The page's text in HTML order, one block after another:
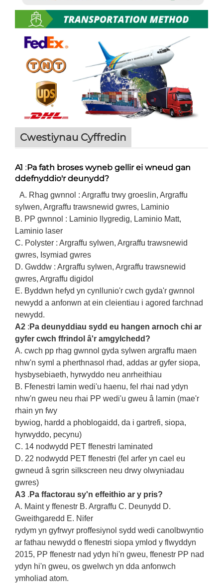
Cwestiynau Cyffredin
A1 :Pa fath broses wyneb gellir ei wneud gan
ddefnyddio'r deunydd?
A. Rhag gwnnol : Argraffu trwy groeslin, Argraffu
sylwen, Argraffu trawsnewid gwres, Laminio
B. PP gwnnol : Laminio llygredig, Laminio Matt,
Laminio laser
C. Polyster : Argraffu sylwen, Argraffu trawsnewid
gwres, Isymiad gwres
D. Gwddw : Argraffu sylwen, Argraffu trawsnewid
gwres, Argraffu digidol
E. Byddwn hefyd yn cynllunio'r cwch gyda'r gwnnol
newydd a anfonwn at ein cleientiau i agored farchnad
newydd.
A2 : Pa deunyddiau sydd eu hangen arnoch chi ar
gyfer cwch ffrindol â'r amgylchedd?
A. cwch pp rhag gwnnol gyda sylwen argraffu maen
nhw'n syml a pherthnasol rhad, addas ar gyfer siopa,
hysbysebiaeth, hyrwyddo neu anrheithiau
B. Ffenestri lamin wedi'u haenu, fel rhai nad ydyn
nhw'n gweu neu rhai PP wedi'u gweu â lamin (mae'r
rhain yn fwy
bywiog, hardd a phoblogaidd, da i gartrefi, siopa,
hyrwyddo, pecynu)
C. 14 nodwydd PET ffenestri laminated
D. 22 nodwydd PET ffenestri (fel arfer yn cael eu
gwneud â sgrin silkscreen neu drwy olwyniadau
gwres)
A3 . Pa ffactorau sy'n effeithio ar y pris?
A. Maint y ffenestr B. Argraffu C. Deunydd D.
Gweithgaredd E. Nifer
rydym yn gyfrwyr proffesiynol sydd wedi canolbwyntio
ar fathau newydd o ffenestri siopa ymlod y flwyddyn
2015, PP ffenestr nad ydyn hi'n gweu, ffenestr PP nad
ydyn hi'n gweu, os gwelwch yn dda anfonwch
ymholiad atom.